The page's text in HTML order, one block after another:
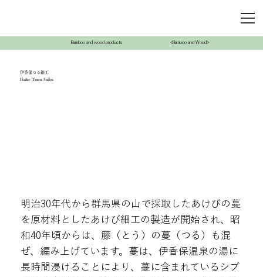
Bamboo and wood products <Bamboo and Wood>
伊香保つる細工
Ikaho Tsuru Saiku
明治30年代から群馬県の山で採取したあけびの蔓
を原材料としたあけび細工の製造が開始され、昭
和40年頃からは、籐（とう）の蔓（つる）も混
ぜ、編み上げています。蔓は、伊香保温泉の湯に
長時間浸けることにより、蔓に含まれているシブ